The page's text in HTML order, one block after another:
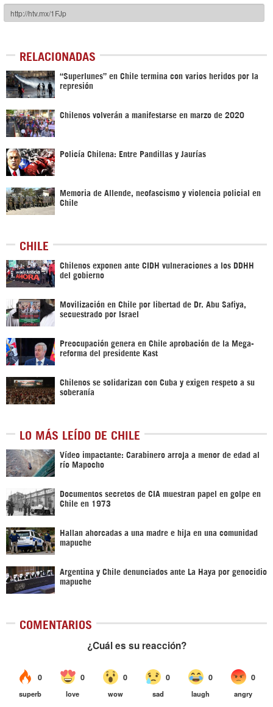
RELACIONADAS
“Superlunes” en Chile termina con varios heridos por la
represión
Chilenos volverán a manifestarse en marzo de 2020
Policía Chilena: Entre Pandillas y Jaurías
Memoria de Allende, neofascismo y violencia policial en
Chile
CHILE
Chilenos exponen ante CIDH vulneraciones a los DDHH
del gobierno
Movilización en Chile por libertad de Dr. Abu Safiya,
secuestrado por Israel
Preocupación genera en Chile aprobación de la Mega-
reforma del presidente Kast
Chilenos se solidarizan con Cuba y exigen respeto a su
soberanía
LO MÁS LEÍDO DE CHILE
Vídeo impactante: Carabinero arroja a menor de edad al
río Mapocho
Documentos secretos de CIA muestran papel en golpe en
Chile en 1973
Hallan ahorcadas a una madre e hija en una comunidad
mapuche
Argentina y Chile denunciados ante La Haya por genocidio
mapuche
COMENTARIOS